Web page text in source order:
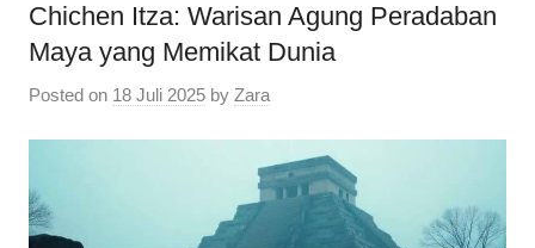
Chichen Itza: Warisan Agung Peradaban
Maya yang Memikat Dunia
Posted on 18 Juli 2025 by Zara